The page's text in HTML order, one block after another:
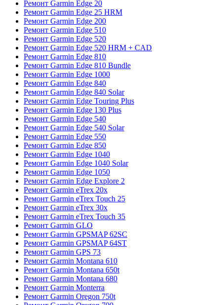
Ремонт Garmin Edge 20
Ремонт Garmin Edge 25 HRM
Ремонт Garmin Edge 200
Ремонт Garmin Edge 510
Ремонт Garmin Edge 520
Ремонт Garmin Edge 520 HRM + CAD
Ремонт Garmin Edge 810
Ремонт Garmin Edge 810 Bundle
Ремонт Garmin Edge 1000
Ремонт Garmin Edge 840
Ремонт Garmin Edge 840 Solar
Ремонт Garmin Edge Touring Plus
Ремонт Garmin Edge 130 Plus
Ремонт Garmin Edge 540
Ремонт Garmin Edge 540 Solar
Ремонт Garmin Edge 550
Ремонт Garmin Edge 850
Ремонт Garmin Edge 1040
Ремонт Garmin Edge 1040 Solar
Ремонт Garmin Edge 1050
Ремонт Garmin Edge Explore 2
Ремонт Garmin eTrex 20x
Ремонт Garmin eTrex Touch 25
Ремонт Garmin eTrex 30x
Ремонт Garmin eTrex Touch 35
Ремонт Garmin GLO
Ремонт Garmin GPSMAP 62SC
Ремонт Garmin GPSMAP 64ST
Ремонт Garmin GPS 73
Ремонт Garmin Montana 610
Ремонт Garmin Montana 650t
Ремонт Garmin Montana 680
Ремонт Garmin Monterra
Ремонт Garmin Oregon 750t